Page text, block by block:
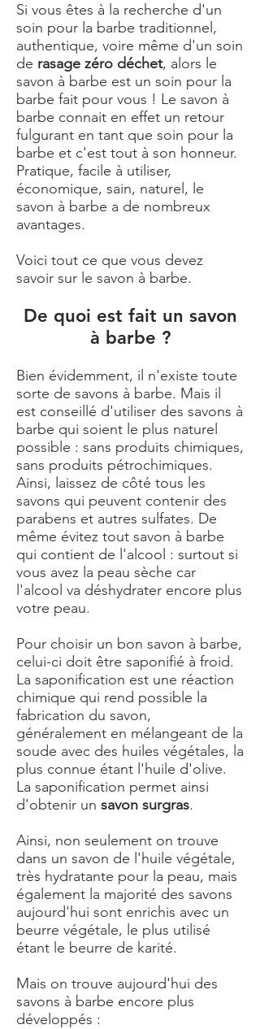
Si vous êtes à la recherche d'un
soin pour la barbe traditionnel,
authentique, voire même d'un soin
de rasage zéro déchet, alors le
savon à barbe est un soin pour la
barbe fait pour vous ! Le savon à
barbe connait en effet un retour
fulgurant en tant que soin pour la
barbe et c'est tout à son honneur.
Pratique, facile à utiliser,
économique, sain, naturel, le
savon à barbe a de nombreux
avantages.
Voici tout ce que vous devez
savoir sur le savon à barbe.
De quoi est fait un savon
à barbe ?
Bien évidemment, il n'existe toute
sorte de savons à barbe. Mais il
est conseillé d'utiliser des savons à
barbe qui soient le plus naturel
possible : sans produits chimiques,
sans produits pétrochimiques.
Ainsi, laissez de côté tous les
savons qui peuvent contenir des
parabens et autres sulfates. De
même évitez tout savon à barbe
qui contient de l'alcool : surtout si
vous avez la peau sèche car
l'alcool va déshydrater encore plus
votre peau.
Pour choisir un bon savon à barbe,
celui-ci doit être saponifié à froid.
La saponification est une réaction
chimique qui rend possible la
fabrication du savon,
généralement en mélangeant de la
soude avec des huiles végétales, la
plus connue étant l'huile d'olive.
La saponification permet ainsi
d'obtenir un savon surgras.
Ainsi, non seulement on trouve
dans un savon de l'huile végétale,
très hydratante pour la peau, mais
également la majorité des savons
aujourd'hui sont enrichis avec un
beurre végétale, le plus utilisé
étant le beurre de karité.
Mais on trouve aujourd'hui des
savons à barbe encore plus
développés :